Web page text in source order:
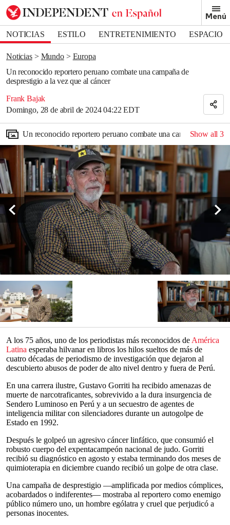
Menú
NOTICIAS ESTILO ENTRETENIMIENTO
ESPACIO
DEPORTES
Noticias Mundo
Europa
Un reconocido reportero peruano combate una campaña de
desprestigio a la vez que al cáncer
Frank Bajak
Domingo, 28 de abril de 2024 04:22 EDT
Bookmark popover
Removed from bookmarks
Close popover
Un reconocido reportero peruano combate una campaña de
Show all3
A los 75 años, uno de los periodistas más reconocidos de América
Latina esperaba hilvanar en libros los hilos sueltos de más de
cuatro décadas de periodismo de investigación que dejaron al
descubierto abusos de poder de alto nivel dentro y fuera de Perú.
En una carrera ilustre, Gustavo Gorriti ha recibido amenazas de
muerte de narcotraficantes, sobrevivido a la dura insurgencia de
Sendero Luminoso en Perú y a un secuestro de agentes de
inteligencia militar con silenciadores durante un autogolpe de
Estado en 1992.
Después le golpeó un agresivo cáncer linfático, que consumió el
robusto cuerpo del expentacampeón nacional de judo. Gorriti
recibió su diagnóstico en agosto y estaba terminando dos meses de
quimioterapia en diciembre cuando recibió un golpe de otra clase.
Una campaña de desprestigio —amplificada por medios cómplices,
acobardados o indiferentes— mostraba al reportero como enemigo
público número uno, un hombre ególatra y cruel que perjudicó a
personas inocentes.